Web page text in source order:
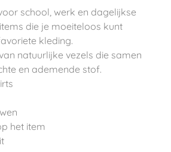
school, werk en dagelijkse
die je moeiteloos kunt
kleding.
natuurlijke vezels die samen
en ademende stof.
het item